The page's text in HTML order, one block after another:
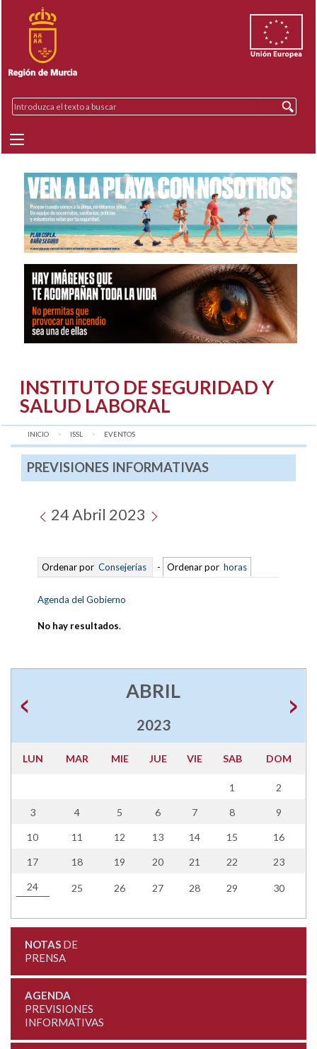
INSTITUTO DE SEGURIDAD Y
SALUD LABORAL
INICIO ISSL AQUÍ:
EVENTOS
PREVISIONES INFORMATIVAS
24 Abril 2023
Ordenar por Consejerías - Ordenar por horas
Agenda del Gobierno
No hay resultados.
ABRIL
2023
LUN MAR MIE JUE VIE SAB DOM
1 2
3 4 5 6 7 8 9
10 11 12 13 14 15 16
17 18 19 20 21 22 23
24 25 26 27 28 29 30
NOTASDE
PRENSA
AGENDA
PREVISIONES
INFORMATIVAS